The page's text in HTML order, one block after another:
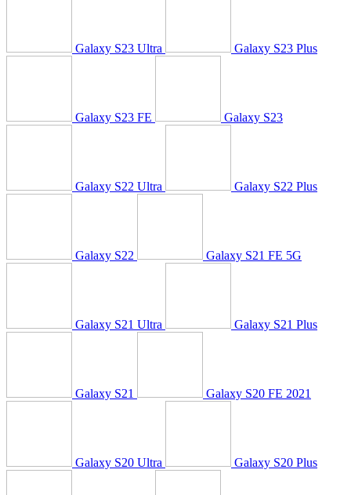
Galaxy S23 Ultra Galaxy S23 Plus
Galaxy S23 FE Galaxy S23
Galaxy S22 Ultra Galaxy S22 Plus
Galaxy S22 Galaxy S21 FE 5G
Galaxy S21 Ultra Galaxy S21 Plus
Galaxy S21 Galaxy S20 FE 2021
Galaxy S20 Ultra Galaxy S20 Plus